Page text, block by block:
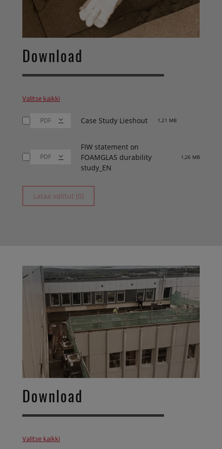
Download
Valitse kaikki
Case Study Lieshout 1,21 MB
FIW statement on
FOAMGLAS durability
study_EN
1,26 MB
Lataa valitut (0)
Download
Valitse kaikki